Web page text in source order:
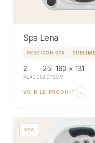
Spa Lena
POSÉIDON SPA
2
PLACES
25
JETS
190 × 131
CM
VOIR LE PRODUIT →
SPA